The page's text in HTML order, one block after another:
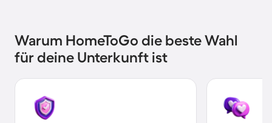
Warum HomeToGo die beste Wahl
für deine Unterkunft ist